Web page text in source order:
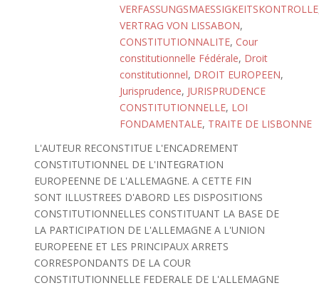
VERFASSUNGSMAESSIGKEITSKONTROLLE
VERTRAG VON LISSABON,
CONSTITUTIONNALITE, Cour
constitutionnelle Fédérale, Droit
constitutionnel, DROIT EUROPEEN,
Jurisprudence, JURISPRUDENCE
CONSTITUTIONNELLE, LOI
FONDAMENTALE, TRAITE DE LISBONNE
L'AUTEUR RECONSTITUE L'ENCADREMENT
CONSTITUTIONNEL DE L'INTEGRATION
EUROPEENNE DE L'ALLEMAGNE. A CETTE FIN
SONT ILLUSTREES D'ABORD LES DISPOSITIONS
CONSTITUTIONNELLES CONSTITUANT LA BASE DE
LA PARTICIPATION DE L'ALLEMAGNE A L'UNION
EUROPEENE ET LES PRINCIPAUX ARRETS
CORRESPONDANTS DE LA COUR
CONSTITUTIONNELLE FEDERALE DE L'ALLEMAGNE